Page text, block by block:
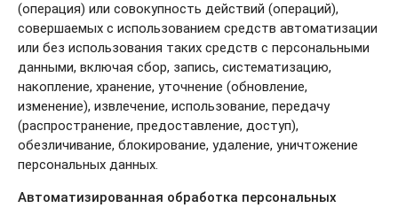
(операция) или совокупность действий (операций),
совершаемых с использованием средств автоматизации
или без использования таких средств с персональными
данными, включая сбор, запись, систематизацию,
накопление, хранение, уточнение (обновление,
изменение), извлечение, использование, передачу
(распространение, предоставление, доступ),
обезличивание, блокирование, удаление, уничтожение
персональных данных.
Автоматизированная обработка персональных